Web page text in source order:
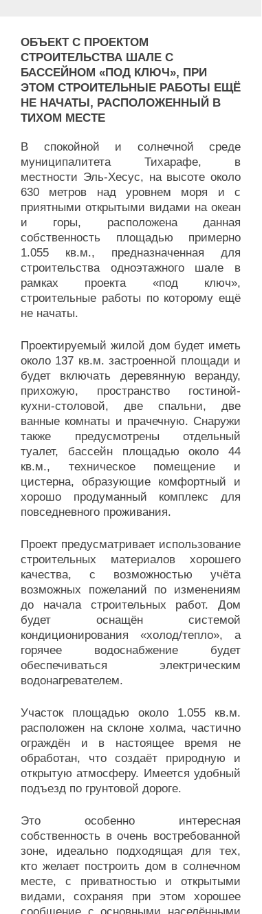
ОБЪЕКТ С ПРОЕКТОМ
СТРОИТЕЛЬСТВА ШАЛЕ С
БАССЕЙНОМ «ПОД КЛЮЧ», ПРИ
ЭТОМ СТРОИТЕЛЬНЫЕ РАБОТЫ ЕЩЁ
НЕ НАЧАТЫ, РАСПОЛОЖЕННЫЙ В
ТИХОМ МЕСТЕ
В спокойной и солнечной среде
муниципалитета Тихарафе, в
местности Эль-Хесус, на высоте около
630 метров над уровнем моря и с
приятными открытыми видами на океан
и горы, расположена данная
собственность площадью примерно
1.055 кв.м., предназначенная для
строительства одноэтажного шале в
рамках проекта «под ключ»,
строительные работы по которому ещё
не начаты.
Проектируемый жилой дом будет иметь
около 137 кв.м. застроенной площади и
будет включать деревянную веранду,
прихожую, пространство гостиной-
кухни-столовой, две спальни, две
ванные комнаты и прачечную. Снаружи
также предусмотрены отдельный
туалет, бассейн площадью около 44
кв.м., техническое помещение и
цистерна, образующие комфортный и
хорошо продуманный комплекс для
повседневного проживания.
Проект предусматривает использование
строительных материалов хорошего
качества, с возможностью учёта
возможных пожеланий по изменениям
до начала строительных работ. Дом
будет оснащён системой
кондиционирования «холод/тепло», а
горячее водоснабжение будет
обеспечиваться электрическим
водонагревателем.
Участок площадью около 1.055 кв.м.
расположен на склоне холма, частично
ограждён и в настоящее время не
обработан, что создаёт природную и
открытую атмосферу. Имеется удобный
подъезд по грунтовой дороге.
Это особенно интересная
собственность в очень востребованной
зоне, идеально подходящая для тех,
кто желает построить дом в солнечном
месте, с приватностью и открытыми
видами, сохраняя при этом хорошее
сообщение с основными населёнными